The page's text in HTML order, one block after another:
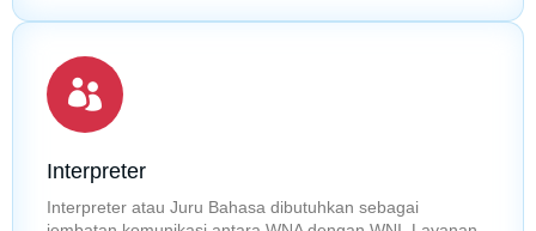
Interpreter
Interpreter atau Juru Bahasa dibutuhkan sebagai